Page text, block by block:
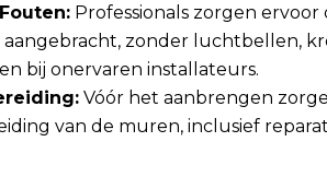
Professionals zorgen
zonder luchtbellen,
bij onervaren installateurs.
Vóór het aanbrengen
van de muren, inclusief